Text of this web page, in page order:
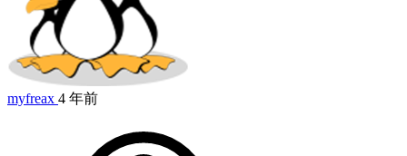
myfreax 4 年前